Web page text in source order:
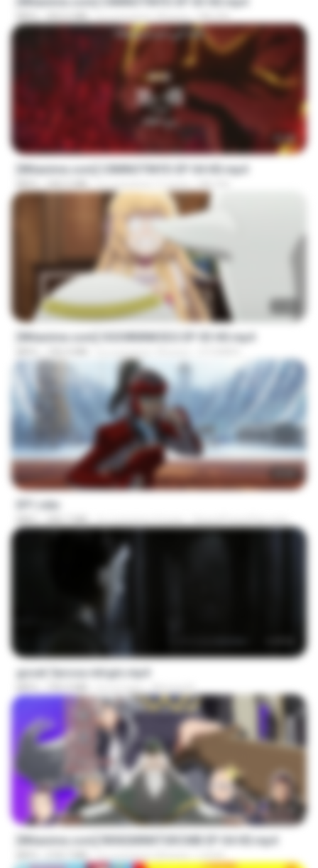
MP4 302.6 MB il y a environ 18 jours MILOKI
23:40
[Witanime.com] CIIMNOTINYD EP 04 HD.mp4
MP4 240.5 MB il y a environ 11 jours MILOKI
[Witanime.com] OGSWMNKSD2 EP 03 HD.mp4
il y a environ 18 jours
EP1.mkv
MKV 390.7 MB il y a environ 4 mois SpacePowerFan.com
goset 3arosa mtrgm.mp4
739.3 MB il y a 2 ans Ahmed A.
[Witanime.com] RKNGMNNTSRCMB EP 04 HD.mp4
il y a environ 24 jours LOLKI